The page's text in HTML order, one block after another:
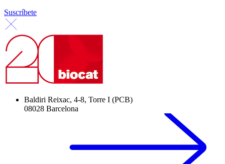
Suscríbete
Baldiri Reixac, 4-8, Torre I (PCB)
08028 Barcelona